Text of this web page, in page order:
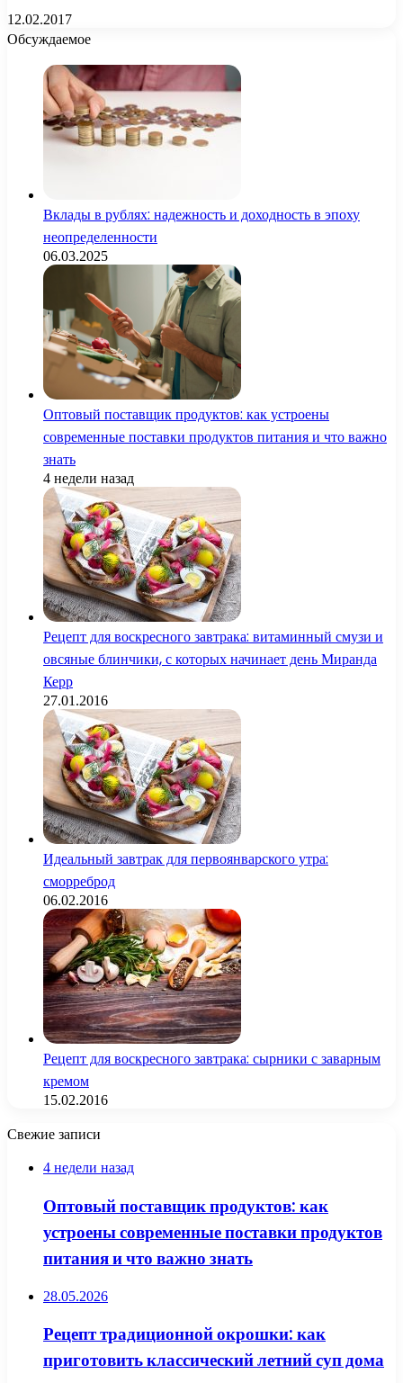
12.02.2017
Обсуждаемое
Вклады в рублях: надежность и доходность в эпоху
неопределенности
06.03.2025
Оптовый поставщик продуктов: как устроены
современные поставки продуктов питания и что важно
знать
4 недели назад
Рецепт для воскресного завтрака: витаминный смузи и
овсяные блинчики, с которых начинает день Миранда
Керр
27.01.2016
Идеальный завтрак для первоянварского утра:
сморреброд
06.02.2016
Рецепт для воскресного завтрака: сырники с заварным
кремом
15.02.2016
Свежие записи
4 недели назад
Оптовый поставщик продуктов: как
устроены современные поставки продуктов
питания и что важно знать
28.05.2026
Рецепт традиционной окрошки: как
приготовить классический летний суп дома